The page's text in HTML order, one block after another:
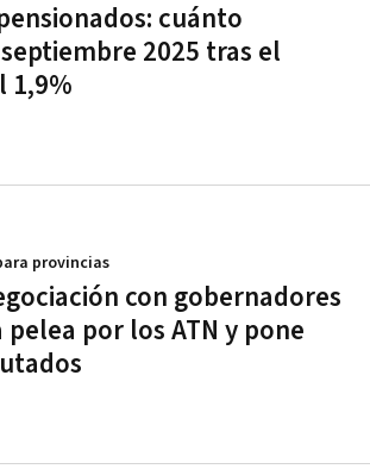
cuánto
2025 tras el
1,9%
con gobernadores
por los ATN y pone
provincias